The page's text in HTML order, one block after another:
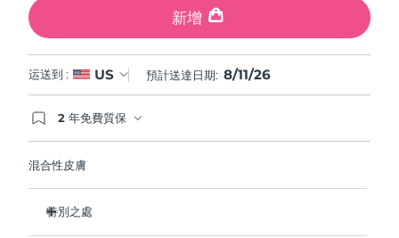
新增
运送到 : US 預計送達日期: 8/11/26
2 年免費質保
混合性皮膚
特別之處